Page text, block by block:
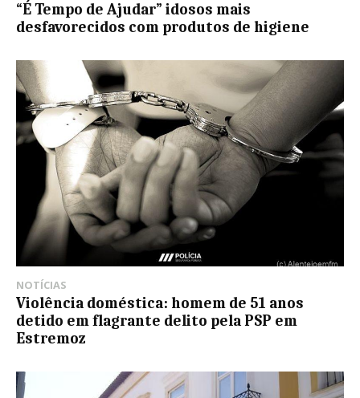
“É Tempo de Ajudar” idosos mais
desfavorecidos com produtos de higiene
NOTÍCIAS
Violência doméstica: homem de 51 anos
detido em flagrante delito pela PSP em
Estremoz